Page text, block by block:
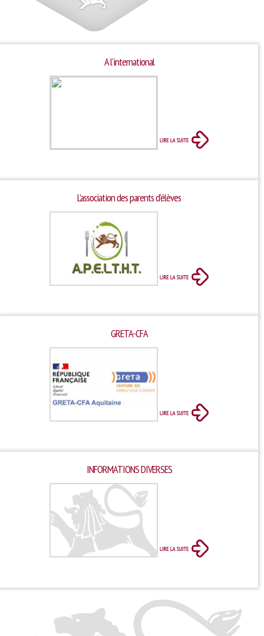
A l’international
L’association des parents d’élèves
GRETA-CFA
INFORMATIONS DIVERSES